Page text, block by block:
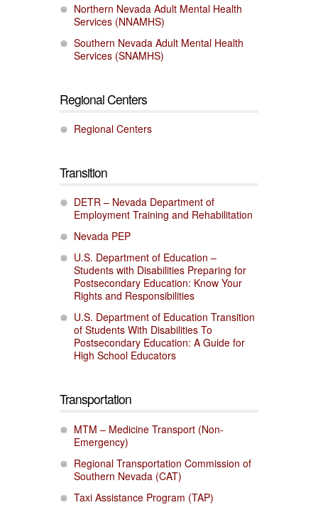
Northern Nevada Adult Mental Health
Services (NNAMHS)
Southern Nevada Adult Mental Health
Services (SNAMHS)
Regional Centers
Regional Centers
Transition
DETR – Nevada Department of
Employment Training and Rehabilitation
Nevada PEP
U.S. Department of Education –
Students with Disabilities Preparing for
Postsecondary Education: Know Your
Rights and Responsibilities
U.S. Department of Education Transition
of Students With Disabilities To
Postsecondary Education: A Guide for
High School Educators
Transportation
MTM – Medicine Transport (Non-
Emergency)
Regional Transportation Commission of
Southern Nevada (CAT)
Taxi Assistance Program (TAP)